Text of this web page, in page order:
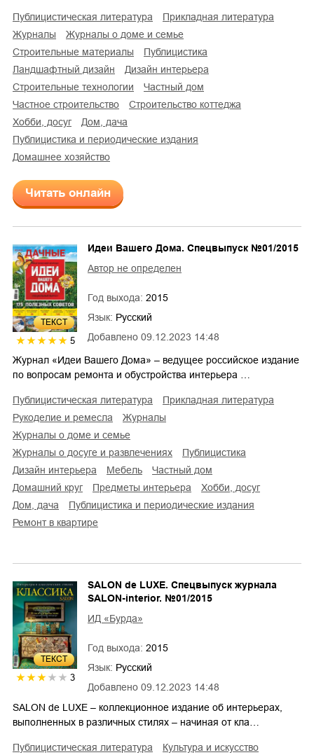
публицистическая литература
прикладная литература
журналы
журналы о доме и семье
строительные материалы
публицистика
ландшафтный дизайн
дизайн интерьера
строительные технологии
частный дом
частное строительство
строительство коттеджа
хобби, досуг
дом, дача
публицистика и периодические издания
домашнее хозяйство
Читать онлайн
ТЕКСТ
5 Добавлено 09.12.2023 14:48
Идеи Вашего Дома. Спецвыпуск №01/2015
Автор не определен
Год выхода: 2015
Язык: Русский
Журнал «Идеи Вашего Дома» – ведущее российское издание
по вопросам ремонта и обустройства интерьера …
публицистическая литература
прикладная литература
рукоделие и ремесла
журналы
журналы о доме и семье
журналы о досуге и развлечениях
публицистика
дизайн интерьера
мебель
частный дом
домашний круг
предметы интерьера
хобби, досуг
дом, дача
публицистика и периодические издания
ремонт в квартире
ТЕКСТ
3
Добавлено 09.12.2023 14:48
SALON de LUXE. Спецвыпуск журнала
SALON-interior. №01/2015
ИД «Бурда»
Год выхода: 2015
Язык: Русский
SALON de LUXE – коллекционное издание об интерьерах,
выполненных в различных стилях – начиная от кла…
публицистическая литература
культура и искусство